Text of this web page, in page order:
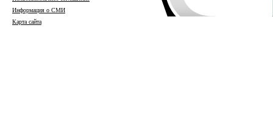
Информация о СМИ
Карта сайта